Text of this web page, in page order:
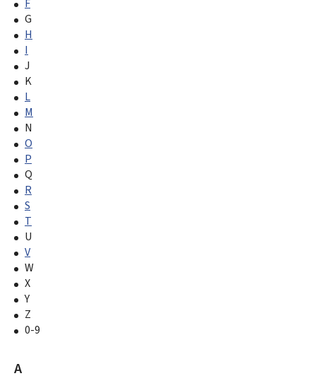
F
G
H
I
J
K
L
M
N
O
P
Q
R
S
T
U
V
W
X
Y
Z
0-9
A